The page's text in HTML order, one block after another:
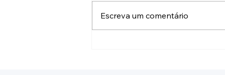
Escreva um comentário